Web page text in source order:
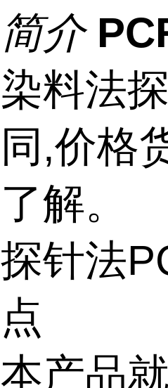
简介
染料法
同,价格
了解。
探针法
点
本产品